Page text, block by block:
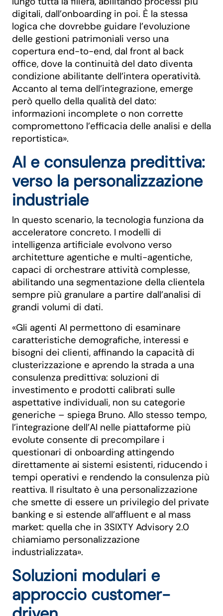
digitali, dall’onboarding in poi. È la stessa
logica che dovrebbe guidare l’evoluzione
delle gestioni patrimoniali verso una
copertura end-to-end, dal front al back
office, dove la continuità del dato diventa
condizione abilitante dell’intera operatività.
Accanto al tema dell’integrazione, emerge
però quello della qualità del dato:
informazioni incomplete o non corrette
compromettono l’efficacia delle analisi e della
reportistica».
AI e consulenza predittiva:
verso la personalizzazione
industriale
In questo scenario, la tecnologia funziona da
acceleratore concreto. I modelli di
intelligenza artificiale evolvono verso
architetture agentiche e multi-agentiche,
capaci di orchestrare attività complesse,
abilitando una segmentazione della clientela
sempre più granulare a partire dall’analisi di
grandi volumi di dati.
«Gli agenti AI permettono di esaminare
caratteristiche demografiche, interessi e
bisogni dei clienti, affinando la capacità di
clusterizzazione e aprendo la strada a una
consulenza predittiva: soluzioni di
investimento e prodotti calibrati sulle
aspettative individuali, non su categorie
generiche – spiega Bruno. Allo stesso tempo,
l’integrazione dell’AI nelle piattaforme più
evolute consente di precompilare i
questionari di onboarding attingendo
direttamente ai sistemi esistenti, riducendo i
tempi operativi e rendendo la consulenza più
reattiva. Il risultato è una personalizzazione
che smette di essere un privilegio del private
banking e si estende all’affluent e al mass
market: quella che in 3SIXTY Advisory 2.0
chiamiamo personalizzazione
industrializzata».
Soluzioni modulari e
approccio customer-